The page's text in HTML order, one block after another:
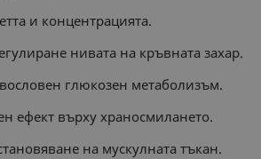
и концентрацията.
нивата на кръвната захар.
глюкозен метаболизъм.
ефект върху храносмилането.
на мускулната тъкан.